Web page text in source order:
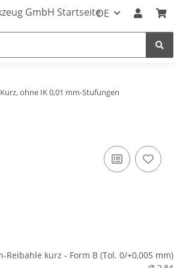
DE
Kurz, ohne IK 0,01 mm-Stufungen